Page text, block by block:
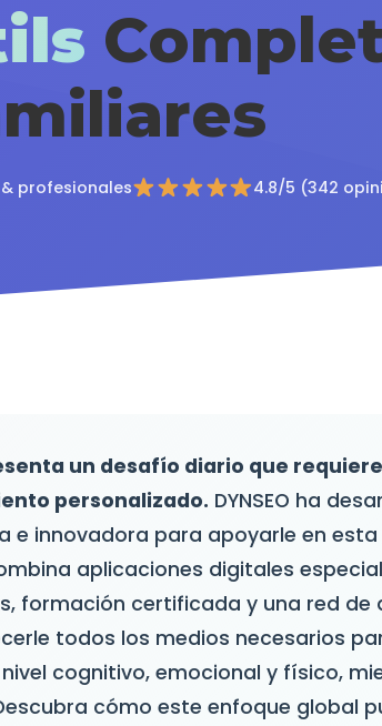
profesionales 4.8/5 (342
un desafío diario que
personalizado. DYNSEO ha
e innovadora para apoyarle en esta
aplicaciones digitales
formación certificada y una red de
todos los medios necesarios
cognitivo, emocional y físico,
cómo este enfoque global